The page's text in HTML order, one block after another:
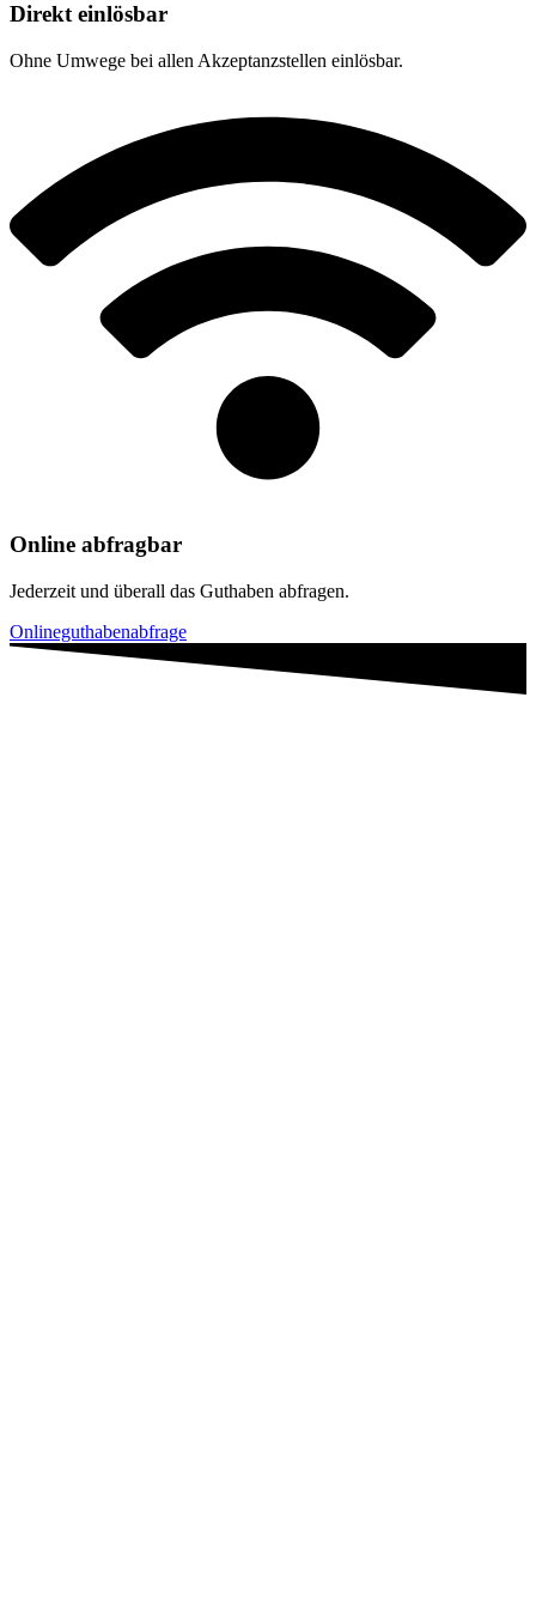
Direkt einlösbar
Ohne Umwege bei allen Akzeptanzstellen einlösbar.
Online abfragbar
Jederzeit und überall das Guthaben abfragen.
Onlineguthabenabfrage